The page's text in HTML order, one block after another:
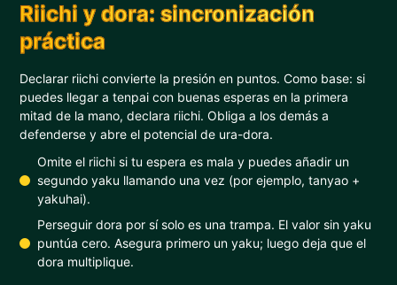
Riichi y dora: sincronización
práctica
Declarar riichi convierte la presión en puntos. Como base: si
puedes llegar a tenpai con buenas esperas en la primera
mitad de la mano, declara riichi. Obliga a los demás a
defenderse y abre el potencial de ura-dora.
Omite el riichi si tu espera es mala y puedes añadir un
segundo yaku llamando una vez (por ejemplo, tanyao +
yakuhai).
Perseguir dora por sí solo es una trampa. El valor sin yaku
puntúa cero. Asegura primero un yaku; luego deja que el
dora multiplique.